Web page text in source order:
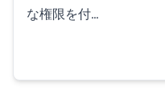
な権限を付…